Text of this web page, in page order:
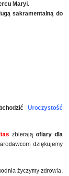
Maryi.
sakramentalną do
Uroczystość
zbierają ofiary dla
dziękujemy
życzymy zdrowia,